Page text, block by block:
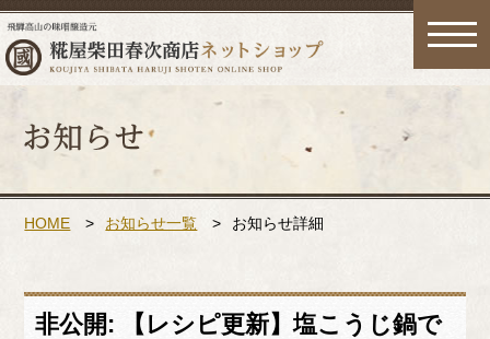
toggle
HOME > お知らせ一覧 > お知らせ詳細
非公開: 【レシピ更新】塩こうじ鍋で